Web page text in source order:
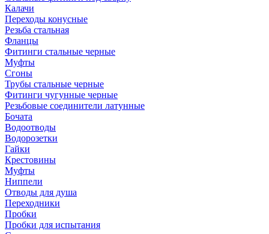
Калачи
Переходы конусные
Резьба стальная
Фланцы
Фитинги стальные черные
Муфты
Сгоны
Трубы стальные черные
Фитинги чугунные черные
Резьбовые соединители латунные
Бочата
Водоотводы
Водорозетки
Гайки
Крестовины
Муфты
Ниппели
Отводы для душа
Переходники
Пробки
Пробки для испытания